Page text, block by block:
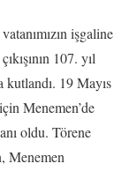
işgaline
107. yıl
kutlandı. 19 Mayıs
Menemen’de
oldu. Törene
Menemen